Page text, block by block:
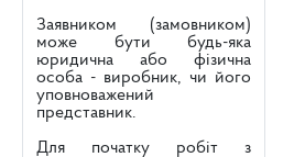
Заявником (замовником)
може бути будь-яка
юридична або фізична
особа - виробник, чи його
уповноважений
представник.
Для початку робіт з